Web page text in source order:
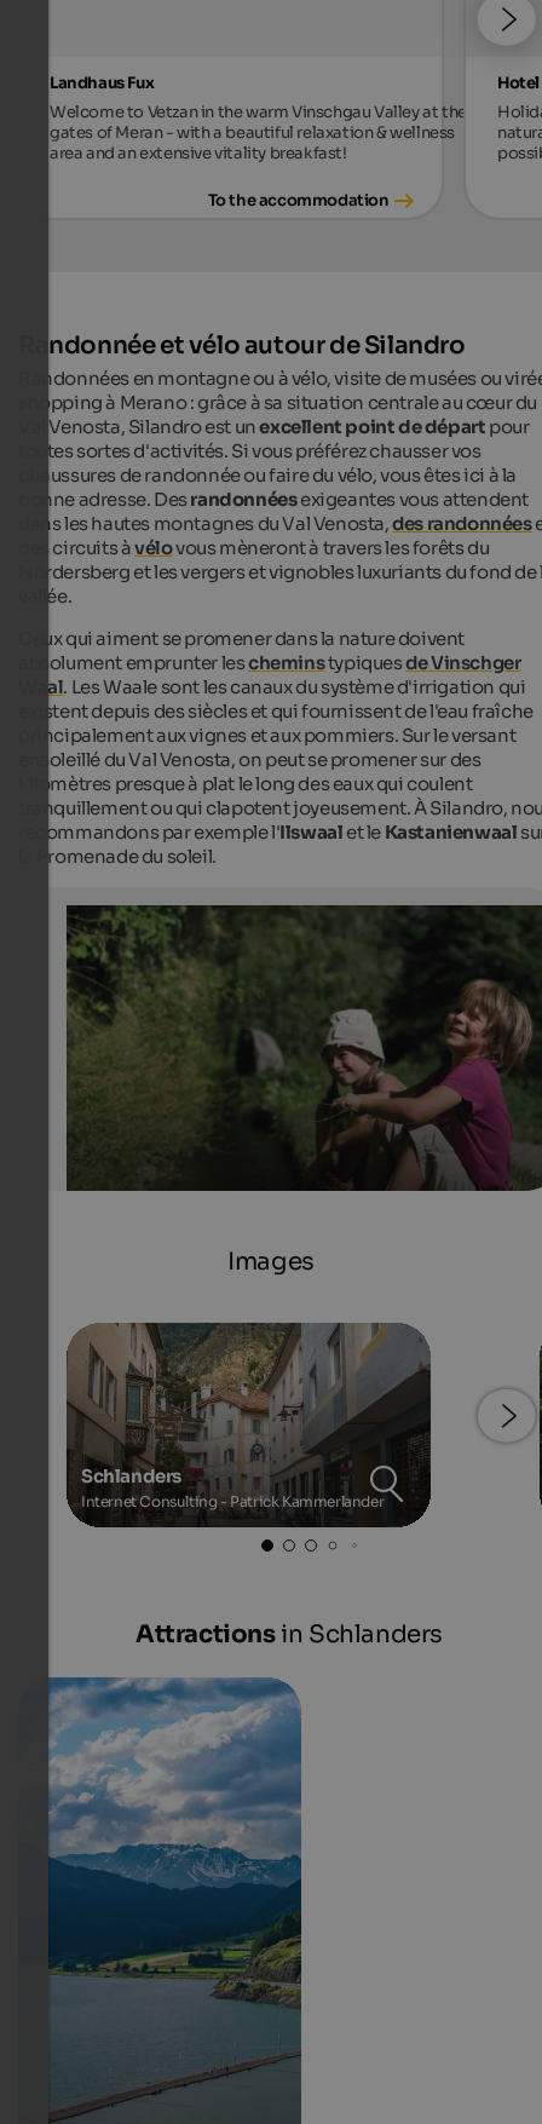
Landhaus Fux
Welcome to Vetzan in the warm Vinschgau Valley at the
gates of Meran - with a beautiful relaxation & wellness
area and an extensive vitality breakfast!
To the accommodation
"Waalwege" paths in South Tyrol
The typical "Waalwege" paths in South Tyrol run along
irrigation channels and are perfect for hikes with kids.
Frequently, the paths have no steep ascents and the
offers fun and entertainment.
Thomas Grüner - Suedtirol Marketing GmbH
Randonnée et vélo autour de Silandro
Randonnées en montagne ou à vélo, visite de musées ou
shopping à Merano : grâce à sa situation centrale au cœur du
Val Venosta, Silandro est unexcellent point de départ pour
toutes sortes d'activités. Si vous préférez chausser vos
chaussures de randonnée ou faire du vélo, vous êtes ici à la
bonne adresse. Desrandonnéesexigeantes vous attendent
dans les hautes montagnes du Val Venosta,des randonnées
des circuits àvélovous mèneront à travers les forêts du
Nördersberg et les vergers et vignobles luxuriants du fond de
vallée.
Ceux qui aiment se promener dans la nature doivent
absolument emprunter lescheminstypiquesde Vinschger
Waal. Les Waale sont les canaux du système d'irrigation qui
existent depuis des siècles et qui fournissent de l'eau fraîche
principalement aux vignes et aux pommiers. Sur le versant
ensoleillé du Val Venosta, on peut se promener sur des
kilomètres presque à plat le long des eaux qui coulent
tranquillement ou qui clapotent joyeusement. À Silandro,
recommandons par exemple l'Ilswaal et le Kastanienwaal
la Promenade du soleil.
Images
Schlanders
Internet Consulting - Patrick Kammerlander
Attractionsin Schlanders